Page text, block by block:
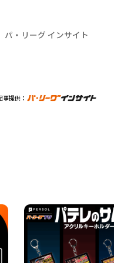
パ・リーグ インサイト
事提供：